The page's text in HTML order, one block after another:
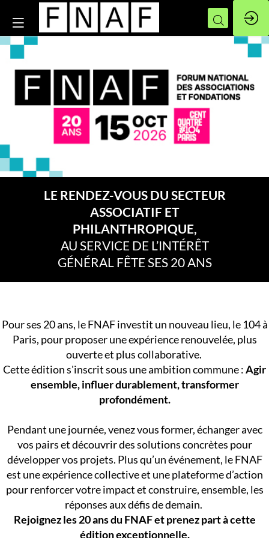
LE RENDEZ-VOUS DU SECTEUR
ASSOCIATIF ET
PHILANTHROPIQUE,
AU SERVICE DE L’INTÉRÊT
GÉNÉRAL FÊTE SES 20 ANS
Pour ses 20 ans, le FNAF investit un nouveau lieu, le 104 à
Paris, pour proposer une expérience renouvelée, plus
ouverte et plus collaborative.
Cette édition s'inscrit sous une ambition commune :Agir
ensemble, influer durablement, transformer
profondément.
Pendant une journée, venez vous former, échanger avec
vos pairs et découvrir des solutions concrètes pour
développer vos projets. Plus qu’un événement, le FNAF
est une expérience collective et une plateforme d’action
pour renforcer votre impact et construire, ensemble, les
réponses aux défis de demain.
Rejoignez les 20 ans du FNAF et prenez part à cette
édition exceptionnelle.